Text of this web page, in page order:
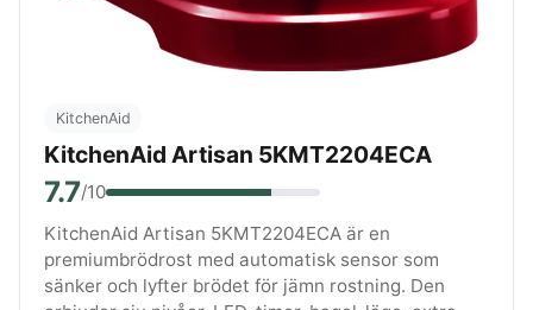
KitchenAid
KitchenAid Artisan 5KMT2204ECA
7.7/10
KitchenAid Artisan 5KMT2204ECA är en
premiumbrödrost med automatisk sensor som
sänker och lyfter brödet för jämn rostning. Den